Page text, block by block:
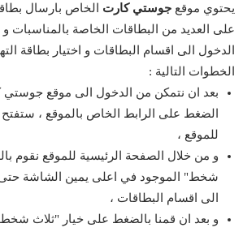
يحتوي موقع جوستي كارت الخاص بارسال
على العديد من البطاقات الخاصة بالمناسبات و
الدخول الى اقسام البطاقات و اختيار بطاقة
الخطوات التالية :
بعد ان نتمكن من الدخول الى موقع
الضغط على الرابط الخاص بالموقع ، ستفتح
للموقع ،
و من خلال الصفحة الرئيسية للموقع نقوم
شخط" الموجود في اعلى يمين الشاشة
الى اقسام البطاقات ،
و بعد ان قمنا بالضغط على خيار "ثلاث